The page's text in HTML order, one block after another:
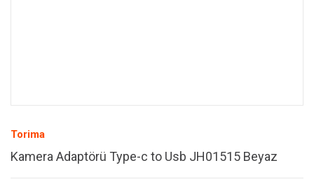
Torima
Kamera Adaptörü Type-c to Usb JH01515 Beyaz